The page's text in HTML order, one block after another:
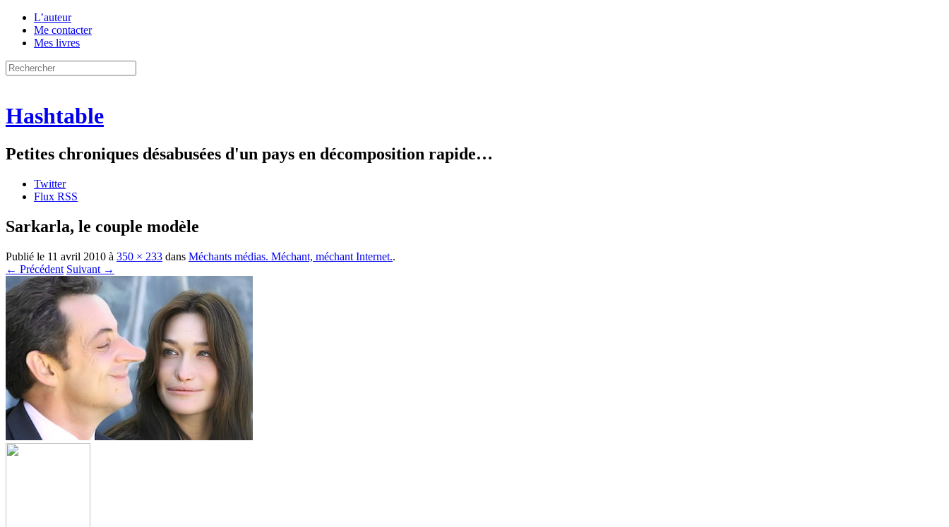
L’auteur
Me contacter
Mes livres
Hashtable
Petites chroniques désabusées d'un pays en décomposition rapide…
Twitter
Flux RSS
Sarkarla, le couple modèle
Publié le 11 avril 2010 à 350 × 233 dans Méchants médias. Méchant, méchant Internet..
← Précédent Suivant →